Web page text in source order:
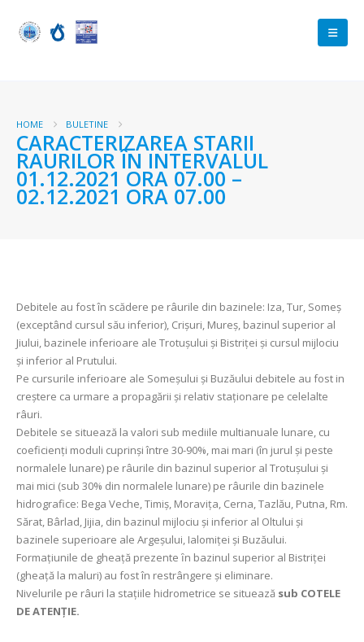
HOME BULETINE
CARACTERIZAREA STARII
RAURILOR ÎN INTERVALUL
01.12.2021 ORA 07.00 –
02.12.2021 ORA 07.00
Debitele au fost în scădere pe râurile din bazinele: Iza, Tur, Someş
(exceptând cursul său inferior), Crişuri, Mureş, bazinul superior al
Jiului, bazinele inferioare ale Trotuşului şi Bistriței şi cursul mijlociu
şi inferior al Prutului.
Pe cursurile inferioare ale Someşului şi Buzăului debitele au fost in
creştere ca urmare a propagării şi relativ staționare pe celelalte
râuri.
Debitele se situează la valori sub mediile multianuale lunare, cu
coeficienţi moduli cuprinşi între 30-90%, mai mari (în jurul și peste
normalele lunare) pe râurile din bazinul superior al Trotuşului și
mai mici (sub 30% din normalele lunare) pe râurile din bazinele
hidrografice: Bega Veche, Timiș, Moravița, Cerna, Tazlău, Putna, Rm.
Sărat, Bârlad, Jijia, din bazinul mijlociu și inferior al Oltului şi
bazinele superioare ale Argeșului, Ialomiței şi Buzăului.
Formațiunile de gheață prezente ȋn bazinul superior al Bistriţei
(gheață la maluri) au fost în restrângere şi eliminare.
Nivelurile pe râuri la stațiile hidrometrice se situează sub COTELE
DE ATENȚIE.